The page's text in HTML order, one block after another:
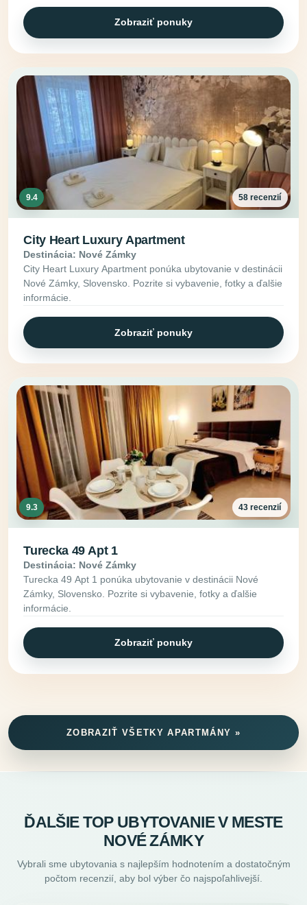
Zobraziť ponuky
9.4 58 recenzií
City Heart Luxury Apartment
Destinácia: Nové Zámky
City Heart Luxury Apartment ponúka ubytovanie v destinácii
Nové Zámky, Slovensko. Pozrite si vybavenie, fotky a ďalšie
informácie.
Zobraziť ponuky
9.3 43 recenzií
Turecka 49 Apt 1
Destinácia: Nové Zámky
Turecka 49 Apt 1 ponúka ubytovanie v destinácii Nové
Zámky, Slovensko. Pozrite si vybavenie, fotky a ďalšie
informácie.
Zobraziť ponuky
ZOBRAZIŤ VŠETKY APARTMÁNY »
ĎALŠIE TOP UBYTOVANIE V MESTE
NOVÉ ZÁMKY
Vybrali sme ubytovania s najlepším hodnotením a dostatočným
počtom recenzií, aby bol výber čo najspoľahlivejší.